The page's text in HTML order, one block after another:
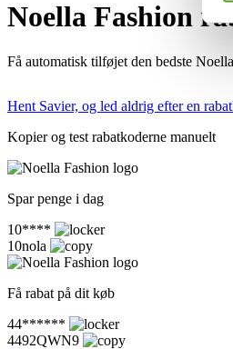
Noella Fashion
Få automatisk tilføjet den bedste
Hent Savier, og led aldrig efter en
Kopier og test rabatkoderne manuelt
Spar penge i dag
10****
10nola
Få rabat på dit køb
44******
4492QWN9